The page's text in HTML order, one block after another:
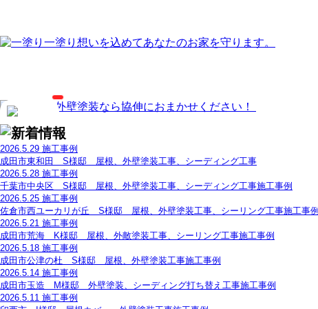
2026.5.29 施工事例
成田市東和田 S様邸 屋根、外壁塗装工事、シーディング工事
2026.5.28 施工事例
千葉市中央区 S様邸 屋根、外壁塗装工事、シーディング工事施工事例
2026.5.25 施工事例
佐倉市西ユーカリが丘 S様邸 屋根、外壁塗装工事、シーリング工事施工事例
2026.5.21 施工事例
成田市荒海 K様邸 屋根、外敵塗装工事、シーリング工事施工事例
2026.5.18 施工事例
成田市公津の杜 S様邸 屋根、外壁塗装工事施工事例
2026.5.14 施工事例
成田市玉造 M様邸 外壁塗装、シーディング打ち替え工事施工事例
2026.5.11 施工事例